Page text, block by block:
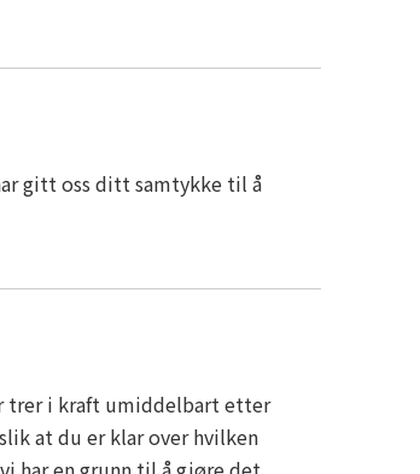
gitt oss ditt samtykke til å
trer i kraft umiddelbart etter
at du er klar over hvilken